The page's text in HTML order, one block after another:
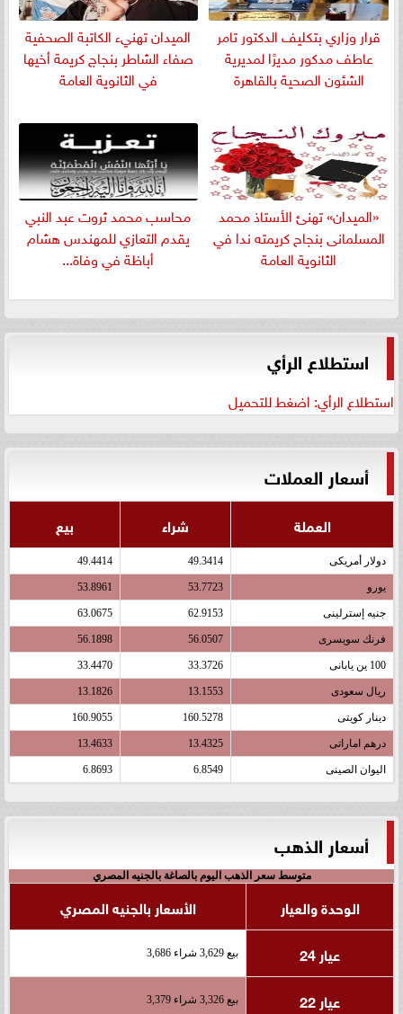
قرار وزاري بتكليف الدكتور تامر
عاطف مدكور مديرًا لمديرية
الشئون الصحية بالقاهرة
الميدان تهنيء الكاتبة الصحفية
صفاء الشاطر بنجاج كريمة أخيها
في الثانوية العامة
«الميدان» تهنئ الأستاذ محمد
المسلمانى بنجاح كريمته ندا في
الثانوية العامة
​محاسب محمد ثروت عبد النبي
يقدم التعازي للمهندس هشام
أباظة في وفاة...
استطلاع الرأي
استطلاع الرأي: اضغط للتحميل
أسعار العملات
العملة شراء بيع
دولار أمريكى 49.3414
49.4414
يورو 53.7723
53.8961
جنيه إسترلينى 62.9153
63.0675
فرنك سويسرى 56.0507
56.1898
100 ين يابانى 33.3726
33.4470
ريال سعودى 13.1553
13.1826
دينار كويتى 160.5278
160.9055
درهم اماراتى 13.4325
13.4633
اليوان الصينى 6.8549
6.8693
أسعار الذهب
متوسط سعر الذهب اليوم بالصاغة بالجنيه المصري
الوحدة والعيار
الأسعار بالجنيه المصري
عيار 24
بيع 3,629 شراء 3,686
عيار 22 بيع 3,326 شراء 3,379